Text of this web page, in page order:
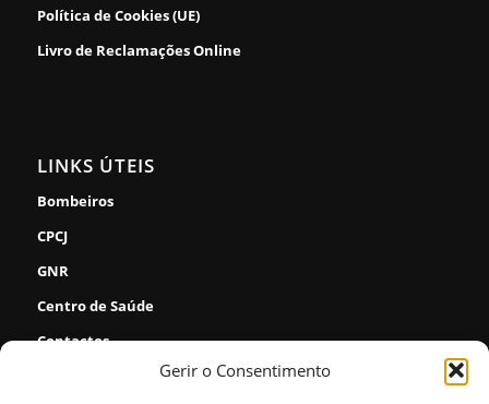
Gerir o Consentimento
Política de Cookies (UE)
Livro de Reclamações Online
LINKS ÚTEIS
Bombeiros
CPCJ
GNR
Centro de Saúde
Contactos